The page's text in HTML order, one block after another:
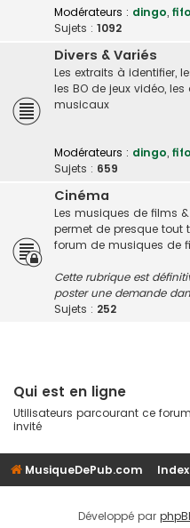
Modérateurs : dingo,
Sujets : 1092
Divers & Variés
Les extraits à identifier,
les BO de jeux vidéo,
musicaux
Modérateurs : dingo,
Sujets : 659
Cinéma
Les musiques de films
permet de presque tout
forum de musiques de
Cette rubrique est
poster une demande
Sujets : 252
Qui est en ligne
Utilisateurs parcourant ce
invité
MusiqueDePub.com
Développé par